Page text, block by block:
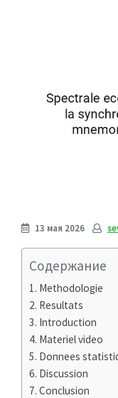
13 мая 2026
Содержание
Methodologie
Resultats
Introduction
Materiel video
Donnees
Discussion
Conclusion